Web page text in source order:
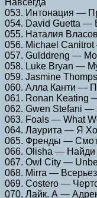
053. Интонация —
054. David Guetta —
055. Наталия
056. Michael
057. Gulddreng —
058. Luke Bryan —
059. Jasmine
060. Алла Канти —
061. Ronan Keating
062. Gwen Stefani —
063. Foals — What
064. Лаурита — Я
065. Френды —
066. Olisha —
067. Owl City —
068. Mirra — Всерьез
069. Costero —
070. Лайк. А —